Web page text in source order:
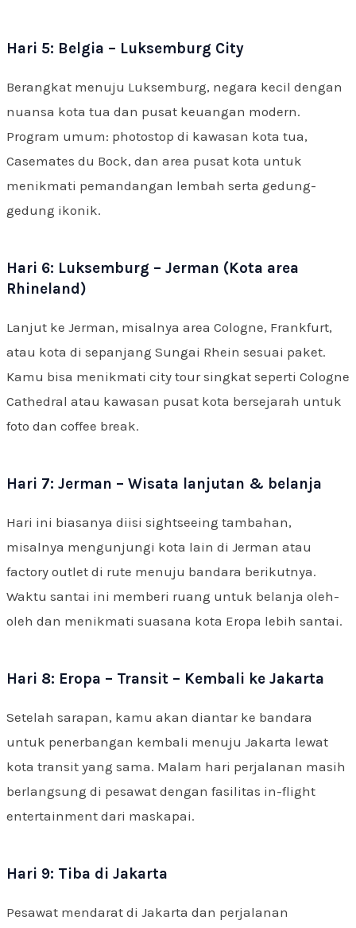
Hari 5: Belgia – Luksemburg City
Berangkat menuju Luksemburg, negara kecil dengan
nuansa kota tua dan pusat keuangan modern.
Program umum: photostop di kawasan kota tua,
Casemates du Bock, dan area pusat kota untuk
menikmati pemandangan lembah serta gedung-
gedung ikonik.
Hari 6: Luksemburg – Jerman (Kota area
Rhineland)
Lanjut ke Jerman, misalnya area Cologne, Frankfurt,
atau kota di sepanjang Sungai Rhein sesuai paket.
Kamu bisa menikmati city tour singkat seperti Cologne
Cathedral atau kawasan pusat kota bersejarah untuk
foto dan coffee break.
Hari 7: Jerman – Wisata lanjutan & belanja
Hari ini biasanya diisi sightseeing tambahan,
misalnya mengunjungi kota lain di Jerman atau
factory outlet di rute menuju bandara berikutnya.
Waktu santai ini memberi ruang untuk belanja oleh-
oleh dan menikmati suasana kota Eropa lebih santai.
Hari 8: Eropa – Transit – Kembali ke Jakarta
Setelah sarapan, kamu akan diantar ke bandara
untuk penerbangan kembali menuju Jakarta lewat
kota transit yang sama. Malam hari perjalanan masih
berlangsung di pesawat dengan fasilitas in-flight
entertainment dari maskapai.
Hari 9: Tiba di Jakarta
Pesawat mendarat di Jakarta dan perjalanan